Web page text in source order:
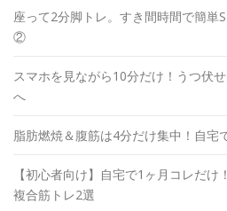
座って2分脚トレ。すき間時間で簡単
②
スマホを見ながら10分だけ！うつ伏
へ
脂肪燃焼＆腹筋は4分だけ集中！自宅
【初心者向け】自宅で1ヶ月コレだけ
複合筋トレ2選